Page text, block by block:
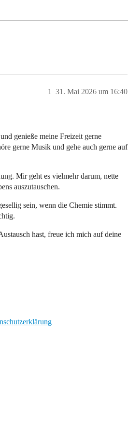
31. Mai 2026 um 16:40
1
genieße meine Freizeit gerne
gerne Musik und gehe auch gerne auf
Mir geht es vielmehr darum, nette
auszutauschen.
sein, wenn die Chemie stimmt.
hast, freue ich mich auf deine